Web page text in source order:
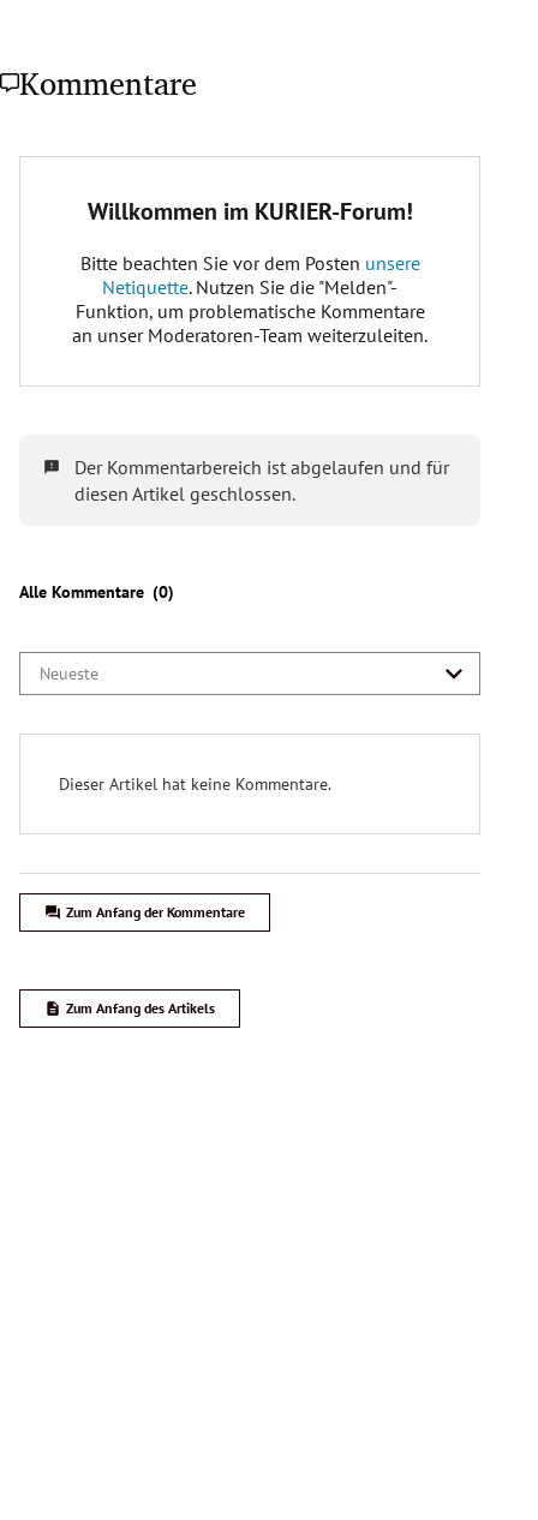
Kommentare